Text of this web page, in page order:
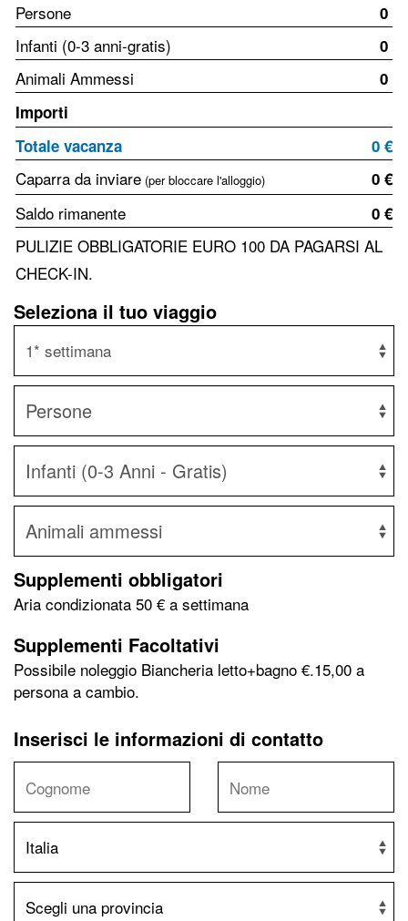
Persone 0
Infanti (0-3 anni-gratis) 0
Animali Ammessi
0
Importi
Totale vacanza
0 €
Caparra da inviare (per bloccare l'alloggio) 0 €
Saldo rimanente 0 €
PULIZIE OBBLIGATORIE EURO 100 DA PAGARSI AL
CHECK-IN.
Seleziona il tuo viaggio
Supplementi obbligatori
Aria condizionata 50 € a settimana
Supplementi Facoltativi
Possibile noleggio Biancheria letto+bagno €.15,00 a
persona a cambio.
Inserisci le informazioni di contatto